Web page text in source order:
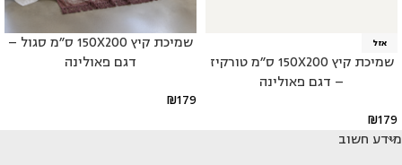
אזל
שמיכת קיץ 150X200 ס"מ טורקיז
– דגם פאולינה
₪179
שמיכת קיץ 150X200 ס"מ סגול –
דגם פאולינה
₪179
מידע חשוב